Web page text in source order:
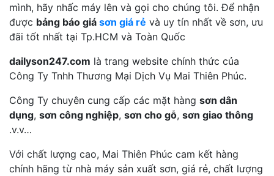
mình, hãy nhấc máy lên và gọi cho chúng tôi. Để nhận
được bảng báo giá sơn giá rẻ và uy tín nhất về sơn, ưu
đãi tốt nhất tại Tp.HCM và Toàn Quốc
dailyson247.com là trang website chính thức của
Công Ty Tnhh Thương Mại Dịch Vụ Mai Thiên Phúc.
Công Ty chuyên cung cấp các mặt hàng sơn dân
dụng, sơn công nghiệp, sơn cho gỗ, sơn giao thông
.v.v…
Với chất lượng cao, Mai Thiên Phúc cam kết hàng
chính hãng từ nhà máy sản xuất sơn, giá rẻ, chất lượng